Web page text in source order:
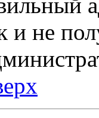
и не